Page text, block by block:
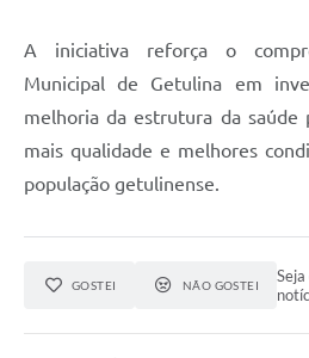
A iniciativa reforça o
Municipal de Getulina em
melhoria da estrutura da saúde
mais qualidade e melhores
população getulinense.
GOSTEI NÃO GOSTEI